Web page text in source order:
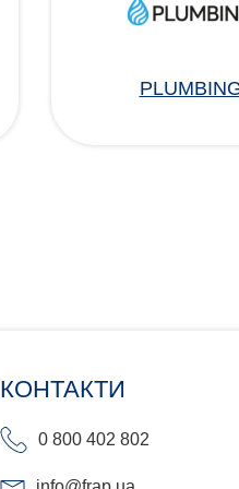
КОНТАКТИ
0 800 402 802